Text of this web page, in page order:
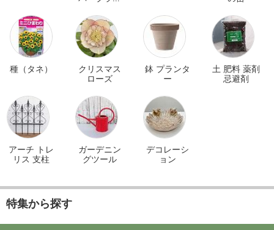
種（タネ）
クリスマス
ローズ
鉢 プランタ
ー
土 肥料 薬剤
忌避剤
アーチ トレ
リス 支柱
ガーデニン
グツール
デコレーシ
ョン
特集から探す